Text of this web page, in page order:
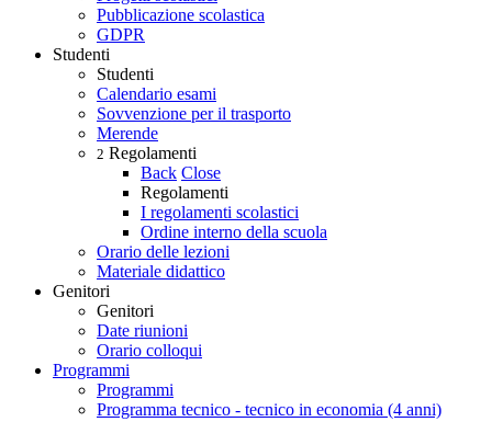
Pubblicazione scolastica
GDPR
Studenti
Studenti
Calendario esami
Sovvenzione per il trasporto
Merende
2 Regolamenti
Back Close
Regolamenti
I regolamenti scolastici
Ordine interno della scuola
Orario delle lezioni
Materiale didattico
Genitori
Genitori
Date riunioni
Orario colloqui
Programmi
Programmi
Programma tecnico - tecnico in economia (4 anni)